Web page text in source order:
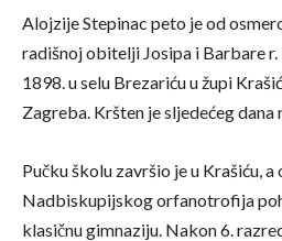
Alojzije Stepinac peto je od
radišnoj obitelji Josipa i Barbare r.
1898. u selu Brezariću u župi
Zagreba. Kršten je sljedećeg
Pučku školu završio je u Krašiću,
Nadbiskupijskog orfanotrofija
klasičnu gimnaziju. Nakon 6.